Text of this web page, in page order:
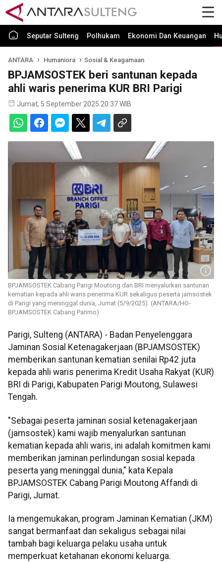
Seputar Sulteng Polhukam Ekonomi Dan Keuangan
ANTARA Humaniora Sosial & Keagamaan
BPJAMSOSTEK beri santunan kepada
ahli waris penerima KUR BRI Parigi
Jumat, 5 September 2025 20:37 WIB
BPJAMSOSTEK Cabang Parigi Moutong dan BRI menyalurkan santunan
kematian kepada ahli waris penerima KUR sekaligus peserta jamsostek
di Parigi yang meninggal dunia, Jumat (5/9/2025). (ANTARA/HO-
BPJAMSOSTEK Cabang Parimo)
Parigi, Sulteng (ANTARA) - Badan Penyelenggara
Jaminan Sosial Ketenagakerjaan (BPJAMSOSTEK)
memberikan santunan kematian senilai Rp42 juta
kepada ahli waris penerima Kredit Usaha Rakyat (KUR)
BRI di Parigi, Kabupaten Parigi Moutong, Sulawesi
Tengah.
"Sebagai peserta jaminan sosial ketenagakerjaan
(jamsostek) kami wajib menyalurkan santunan
kematian kepada ahli waris, ini adalah komitmen kami
memberikan jaminan perlindungan sosial kepada
peserta yang meninggal dunia," kata Kepala
BPJAMSOSTEK Cabang Parigi Moutong Affandi di
Parigi, Jumat.
Ia mengemukakan, program Jaminan Kematian (JKM)
sangat bermanfaat dan sekaligus sebagai nilai
tambah bagi keluarga pelaku usaha untuk
memperkuat ketahanan ekonomi keluarga.